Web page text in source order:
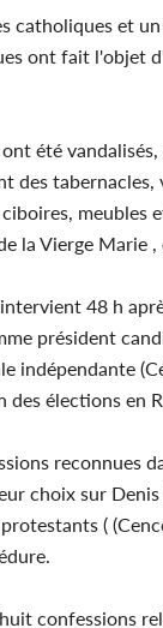
catholiques et
ont fait l'objet
été
des tabernacles,
meubles
la Vierge Marie ,
48 h
président
indépendante
des élections en
reconnues
choix sur Denis
(
confessions